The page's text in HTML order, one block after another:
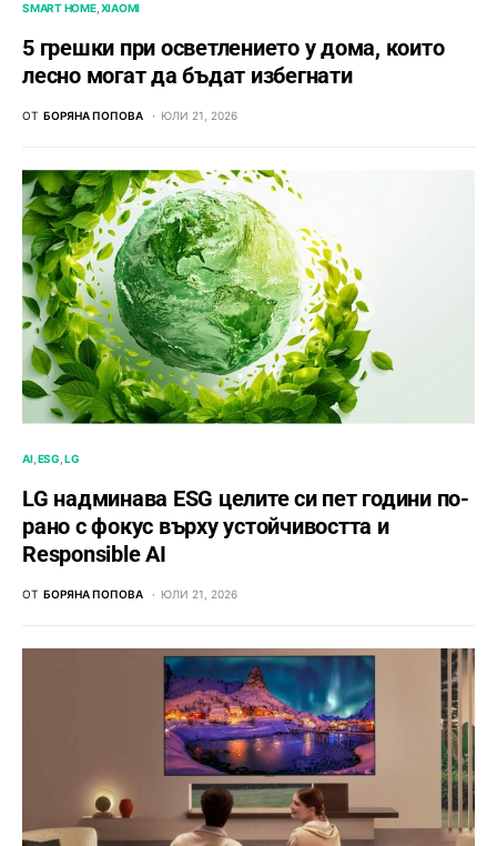
SMART HOME XIAOMI
5 грешки при осветлението у дома, които
лесно могат да бъдат избегнати
ОТ БОРЯНА ПОПОВА ЮЛИ 21, 2026
AI ESG LG
LG надминава ESG целите си пет години по-
рано с фокус върху устойчивостта и
Responsible AI
ОТ БОРЯНА ПОПОВА ЮЛИ 21, 2026